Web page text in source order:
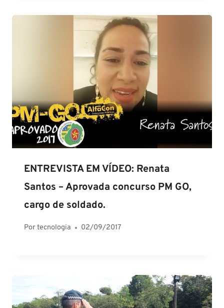
ENTREVISTA EM VÍDEO: Renata
Santos – Aprovada concurso PM GO,
cargo de soldado.
Portecnologia 02/09/2017